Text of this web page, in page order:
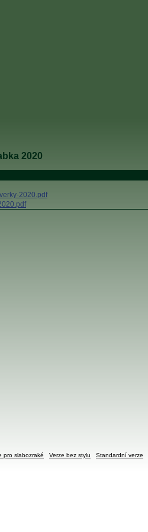
2020
2020.pdf
pro slabozraké Verze bez stylu Standardní verze